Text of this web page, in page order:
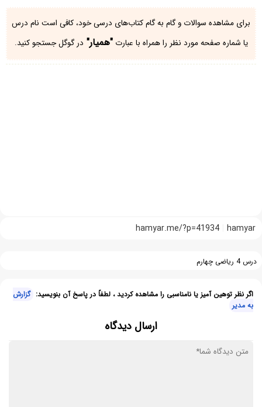
برای مشاهده سوالات و گام به گام کتاب‌های درسی خود، کافی است نام درس
یا شماره صفحه مورد نظر را همراه با عبارت"همیار" در گوگل جستجو کنید.
hamyar
hamyar.me/?p=41934
درس 4 ریاضی چهارم
اگر نظر توهین آمیز یا نامناسبی را مشاهده کردید ، لطفاً در پاسخ آن بنویسید: گزارش
به مدیر
ارسال دیدگاه